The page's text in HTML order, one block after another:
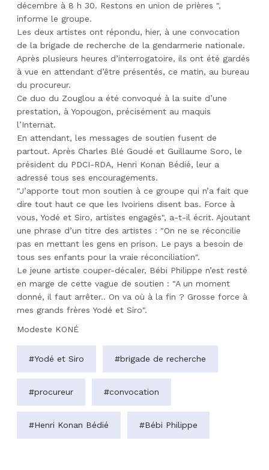
décembre à 8 h 30. Restons en union de prières ",
informe le groupe.
Les deux artistes ont répondu, hier, à une convocation
de la brigade de recherche de la gendarmerie nationale.
Après plusieurs heures d’interrogatoire, ils ont été gardés
à vue en attendant d’être présentés, ce matin, au bureau
du procureur.
Ce duo du Zouglou a été convoqué à la suite d’une
prestation, à Yopougon, précisément au maquis
l’Internat.
En attendant, les messages de soutien fusent de
partout. Après Charles Blé Goudé et Guillaume Soro, le
président du PDCI-RDA, Henri Konan Bédié, leur a
adressé tous ses encouragements.
"J’apporte tout mon soutien à ce groupe qui n’a fait que
dire tout haut ce que les Ivoiriens disent bas. Force à
vous, Yodé et Siro, artistes engagés", a-t-il écrit. Ajoutant
une phrase d’un titre des artistes : "On ne se réconcilie
pas en mettant les gens en prison. Le pays a besoin de
tous ses enfants pour la vraie réconciliation".
Le jeune artiste couper-décaler, Bébi Philippe n’est resté
en marge de cette vague de soutien : "A un moment
donné, il faut arrêter.. On va où à la fin ? Grosse force à
mes grands frères Yodé et Siro".
Modeste KONÉ
#Yodé et Siro #brigade de recherche
#procureur #convocation
#Henri Konan Bédié #Bébi Philippe